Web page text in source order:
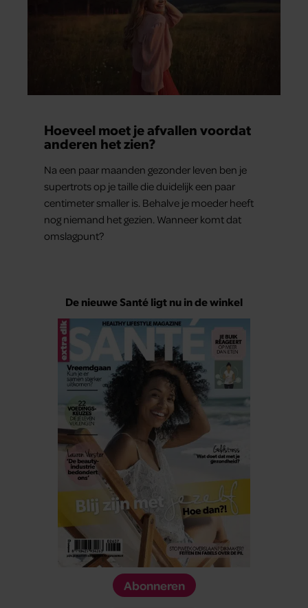
Hoeveel moet je afvallen voordat
anderen het zien?
Na een paar maanden gezonder leven ben je
supertrots op je taille die duidelijk een paar
centimeter smaller is. Behalve je moeder heeft
nog niemand het gezien. Wanneer komt dat
omslagpunt?
De nieuwe Santé ligt nu in de winkel
Abonneren